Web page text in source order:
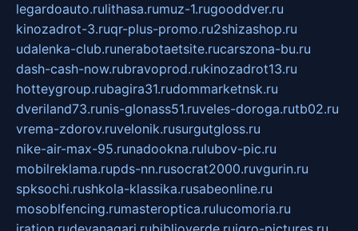
legardoauto.rulithasa.rumuz-1.rugooddver.ru
kinozadrot-3.ruqr-plus-promo.ru2shizashop.ru
udalenka-club.runerabotaetsite.rucarszona-bu.ru
dash-cash-now.rubravoprod.rukinozadrot13.ru
hotteygroup.rubagira31.rudommarketnsk.ru
dveriland73.runis-glonass51.ruveles-doroga.rutb02.ru
vrema-zdorov.ruvelonik.rusurgutgloss.ru
nike-air-max-95.runadookna.rulubov-pic.ru
mobilreklama.rupds-nn.rusocrat2000.ruvgurin.ru
spksochi.rushkola-klassika.rusabeonline.ru
mosoblfencing.rumasteroptica.rulucomoria.ru